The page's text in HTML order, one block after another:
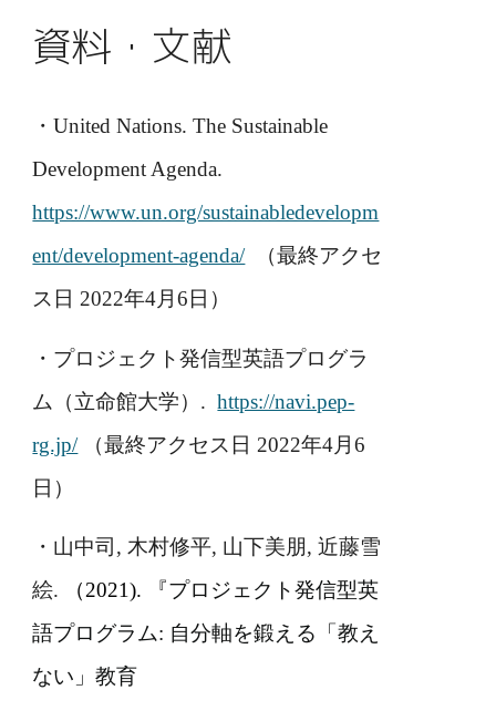
資料・文献
・United Nations. The Sustainable
Development Agenda.
https://www.un.org/sustainabledevelopm
ent/development-agenda/（最終アクセ
ス日 2022年4月6日）
・プロジェクト発信型英語プログラ
ム（立命館大学）.https://navi.pep-
rg.jp/（最終アクセス日 2022年4月6
日）
・山中司, 木村修平, 山下美朋, 近藤雪
絵.
（2021). 『プロジェクト発信型英
語プログラム: 自分軸を鍛える「教え
ない」教育